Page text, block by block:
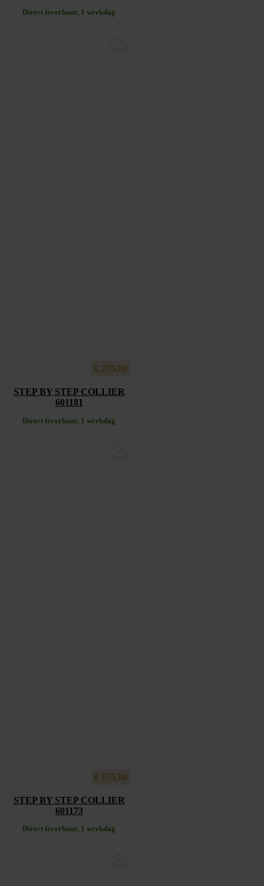
Direct leverbaar, 1 werkdag
€ 275,00
STEP BY STEP COLLIER
601181
Direct leverbaar, 1 werkdag
€ 175,00
STEP BY STEP COLLIER
601173
Direct leverbaar, 1 werkdag